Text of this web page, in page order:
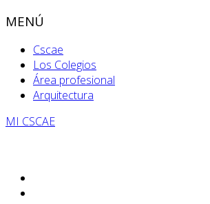
MENÚ
Cscae
Los Colegios
Área profesional
Arquitectura
MI CSCAE